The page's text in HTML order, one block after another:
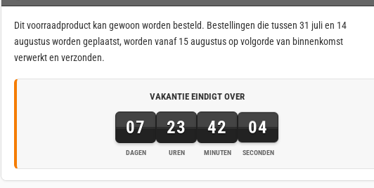
was:
€ 1,82.
is:
€ 1,45.
Dit voorraadproduct kan gewoon worden besteld. Bestellingen die tussen 31 juli en 14
augustus worden geplaatst, worden vanaf 15 augustus op volgorde van binnenkomst
verwerkt en verzonden.
VAKANTIE EINDIGT OVER
07
DAGEN
23
UREN
42
MINUTEN
04
SECONDEN
dagen,